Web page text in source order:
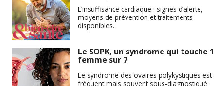
L’insuffisance cardiaque : signes d’alerte,
moyens de prévention et traitements
disponibles.
Le SOPK, un syndrome qui touche 1
femme sur 7
Le syndrome des ovaires polykystiques est
fréquent mais souvent sous-diagnostiqué.